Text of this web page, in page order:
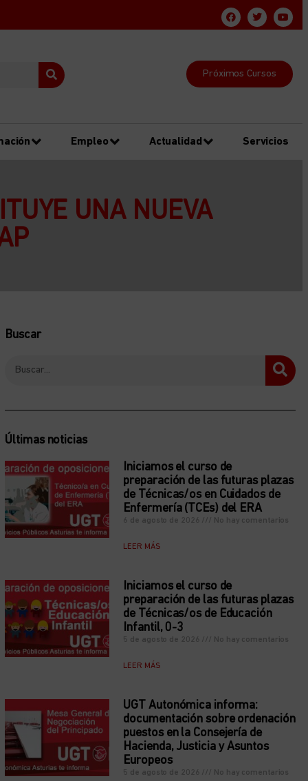
Próximos Cursos
Empleo Actualidad Servicios
UNA NUEVA
Buscar
Últimas noticias
Iniciamos el curso de
preparación de las futuras plazas
de Técnicas/os en Cuidados de
Enfermería (TCEs) del ERA
6 de agosto de 2026 No hay comentarios
LEER MÁS
Iniciamos el curso de
preparación de las futuras plazas
de Técnicas/os de Educación
Infantil, 0-3
5 de agosto de 2026 No hay comentarios
LEER MÁS
UGT Autonómica informa:
documentación sobre ordenación
puestos en la Consejería de
Hacienda, Justicia y Asuntos
Europeos
5 de agosto de 2026 No hay comentarios